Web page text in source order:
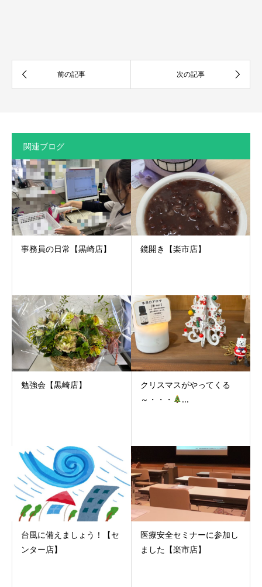
関連ブログ
事務員の日常【黒崎店】 鏡開き【楽市店】
勉強会【黒崎店】
クリスマスがやってくる
～・・・
...
台風に備えましょう！【セ
ンター店】
医療安全セミナーに参加し
ました【楽市店】